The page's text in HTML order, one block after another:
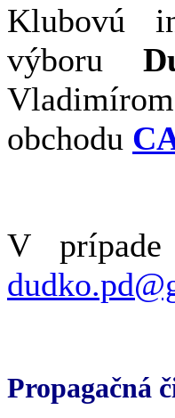
Klubovú
výboru
obchodu
V prípade
Propagačná